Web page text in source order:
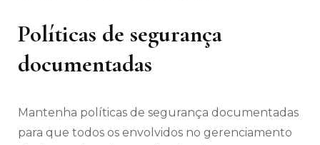
Políticas de segurança
documentadas
Mantenha políticas de segurança documentadas
para que todos os envolvidos no gerenciamento